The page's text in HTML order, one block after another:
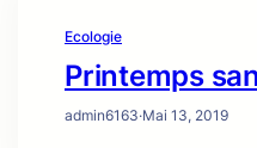
Ecologie
Printemps
admin6163·Mai 13, 2019